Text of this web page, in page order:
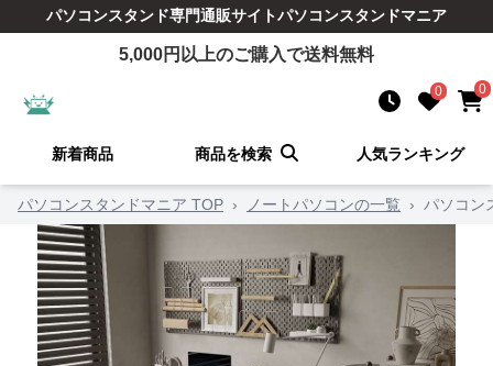
パソコンスタンド専門通販サイトパソコンスタンドマニア
5,000円以上のご購入で送料無料
0 0
新着商品 商品を検索 人気ランキング
パソコンスタンドマニア TOP › ノートパソコンの一覧 › パソコン